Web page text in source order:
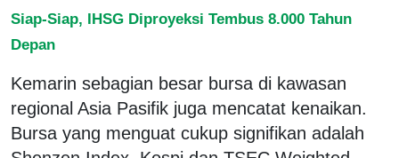
Siap-Siap, IHSG Diproyeksi Tembus 8.000 Tahun
Depan
Kemarin sebagian besar bursa di kawasan
regional Asia Pasifik juga mencatat kenaikan.
Bursa yang menguat cukup signifikan adalah